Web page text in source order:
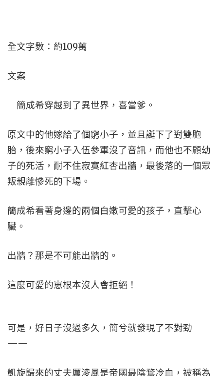
全文字數：約109萬
文案
簡成希穿越到了異世界，喜當爹。
原文中的他嫁給了個窮小子，並且誕下了對雙胞
胎，後來窮小子入伍參軍沒了音訊，而他也不顧幼
子的死活，耐不住寂寞紅杏出牆，最後落的一個眾
叛親離慘死的下場。
簡成希看著身邊的兩個白嫩可愛的孩子，直擊心
臟。
出牆？那是不可能出牆的。
這麼可愛的崽根本沒人會拒絕！
可是，好日子沒過多久，簡兮就發現了不對勁
——
凱旋歸來的丈夫厲淩風是帝國最陰鶩冷血，被稱為